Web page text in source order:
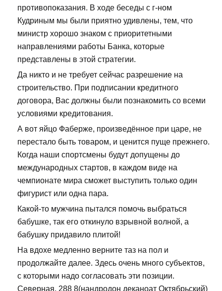
противопоказания. В ходе беседы с г-ном
Кудриным мы были приятно удивлены, тем, что
министр хорошо знаком с приоритетными
направлениями работы Банка, которые
представлены в этой стратегии.
Да никто и не требует сейчас разрешение на
строительство. При подписании кредитного
договора, Вас должны были познакомить со всеми
условиями кредитования.
А вот яйцо Фаберже, произведённое при царе, не
перестало быть товаром, и ценится пуще прежнего.
Когда наши спортсмены будут допущены до
международных стартов, в каждом виде на
чемпионате мира сможет выступить только один
фигурист или одна пара.
Какой-то мужчина пытался помочь выбраться
бабушке, так его откинуло взрывной волной, а
бабушку придавило плитой!
На вдохе медленно верните таз на пол и
продолжайте далее. Здесь очень много субъектов,
с которыми надо согласовать эти позиции.
Северная, 288 8(нандродон деканоат Октябрьский)